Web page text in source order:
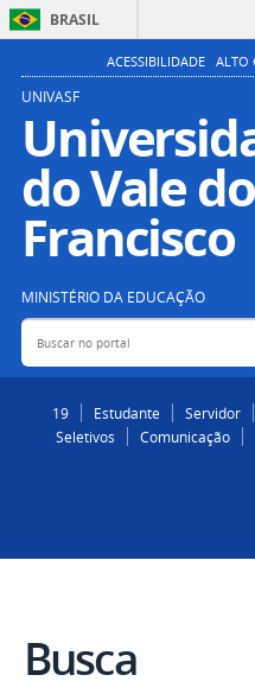
BRASIL
ACESSIBILIDADE ALTO
UNIVASF
do Vale
Francisco
MINISTÉRIO DA EDUCAÇÃO
Buscar no portal
19
Estudante Servidor
Seletivos
Comunicação
Busca